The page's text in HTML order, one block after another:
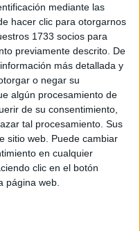
mediante las
hacer clic para otorgarnos
1733 socios para
previamente descrito. De
más detallada y
o negar su
algún procesamiento de
de su consentimiento,
tal procesamiento. Sus
sitio web. Puede cambiar
en cualquier
clic en el botón
página web.
salto a la valla que se
entrar 117
migrantes, previsto
que adelantar a la tarde
un CETI
ocupación que se
1.400
disponibles.
seguida en dos
como